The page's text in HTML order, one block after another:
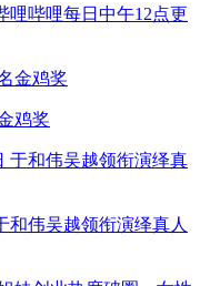
哩哔哩每日中午12点更
鸡奖
和伟吴越领衔演绎真人